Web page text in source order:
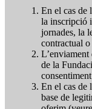
En el cas de
la inscripció
jornades, la
contractual
de la
En el cas de
base de